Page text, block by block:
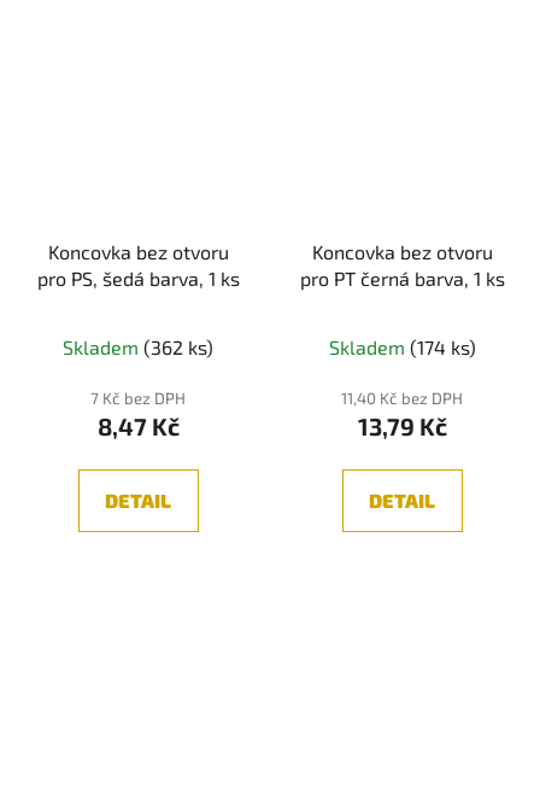
Koncovka bez otvoru
pro PS, šedá barva, 1 ks
Skladem (362 ks)
7 Kč bez DPH
8,47 Kč
DETAIL
Koncovka bez otvoru
pro PT černá barva, 1 ks
Skladem (174 ks)
11,40 Kč bez DPH
13,79 Kč
DETAIL